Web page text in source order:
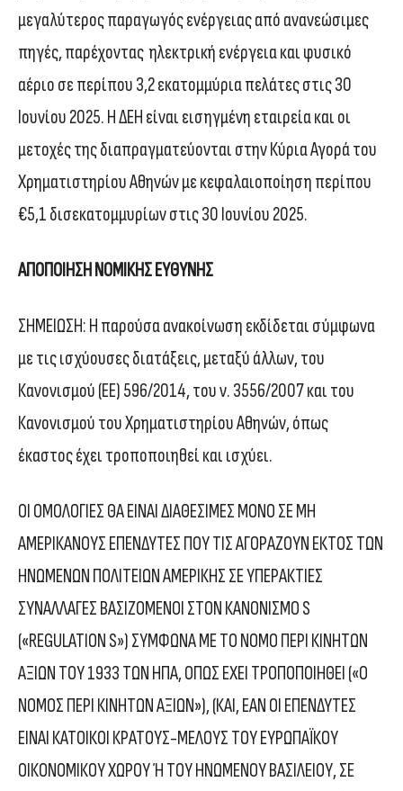
μεγαλύτερος παραγωγός ενέργειας από ανανεώσιμες
πηγές, παρέχοντας ηλεκτρική ενέργεια και φυσικό
αέριο σε περίπου 3,2 εκατομμύρια πελάτες στις 30
Ιουνίου 2025. Η ΔΕΗ είναι εισηγμένη εταιρεία και οι
μετοχές της διαπραγματεύονται στην Κύρια Αγορά του
Χρηματιστηρίου Αθηνών με κεφαλαιοποίηση περίπου
€5,1 δισεκατομμυρίων στις 30 Ιουνίου 2025.
ΑΠΟΠΟΙΗΣΗ ΝΟΜΙΚΗΣ ΕΥΘΥΝΗΣ
ΣΗΜΕΙΩΣΗ: Η παρούσα ανακοίνωση εκδίδεται σύμφωνα
με τις ισχύουσες διατάξεις, μεταξύ άλλων, του
Κανονισμού (EΕ) 596/2014, του ν. 3556/2007 και του
Κανονισμού του Χρηματιστηρίου Αθηνών, όπως
έκαστος έχει τροποποιηθεί και ισχύει.
ΟΙ ΟΜΟΛΟΓΙΕΣ ΘΑ ΕΙΝΑΙ ΔΙΑΘΕΣΙΜΕΣ ΜΟΝΟ ΣΕ ΜΗ
ΑΜΕΡΙΚΑΝΟΥΣ ΕΠΕΝΔΥΤΕΣ ΠΟΥ ΤΙΣ ΑΓΟΡΑΖΟΥΝ ΕΚΤΟΣ ΤΩΝ
ΗΝΩΜΕΝΩΝ ΠΟΛΙΤΕΙΩΝ ΑΜΕΡΙΚΗΣ ΣΕ ΥΠΕΡΑΚΤΙΕΣ
ΣΥΝΑΛΛΑΓΕΣ ΒΑΣΙΖΟΜΕΝΟΙ ΣΤΟΝ ΚΑΝΟΝΙΣΜΟ S
(«REGULATION S») ΣΥΜΦΩΝΑ ΜΕ ΤΟ ΝΟΜΟ ΠΕΡΙ ΚΙΝΗΤΩΝ
ΑΞΙΩΝ ΤΟΥ 1933 ΤΩΝ ΗΠΑ, ΟΠΩΣ ΕΧΕΙ ΤΡΟΠΟΠΟΙΗΘΕΙ («Ο
ΝΟΜΟΣ ΠΕΡΙ ΚΙΝΗΤΩΝ ΑΞΙΩΝ»), (ΚΑΙ, ΕΑΝ ΟΙ ΕΠΕΝΔΥΤΕΣ
ΕΙΝΑΙ ΚΑΤΟΙΚΟΙ ΚΡΑΤΟΥΣ-ΜΕΛΟΥΣ ΤΟΥ ΕΥΡΩΠΑΪΚΟΥ
ΟΙΚΟΝΟΜΙΚΟΥ ΧΩΡΟΥ Ή ΤΟΥ ΗΝΩΜΕΝΟΥ ΒΑΣΙΛΕΙΟΥ, ΣΕ